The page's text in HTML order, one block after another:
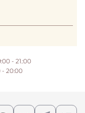
- 21.:00
- 20:00